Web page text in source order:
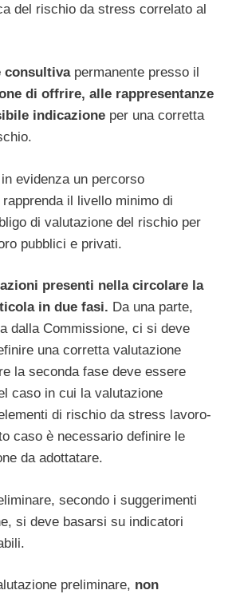
del rischio da stress correlato al
consultivapermanente presso il
di offrire, alle rappresentanze
indicazione per una corretta
evidenza un percorso
il livello minimo di
di valutazione del rischio per
pubblici e privati.
presenti nella circolare la
in due fasi. Da una parte,
dalla Commissione, ci si deve
una corretta valutazione
la seconda fase deve essere
caso in cui la valutazione
di rischio da stress lavoro-
caso è necessario definire le
da adottatare.
secondo i suggerimenti
si deve basarsi su indicatori
preliminare, non